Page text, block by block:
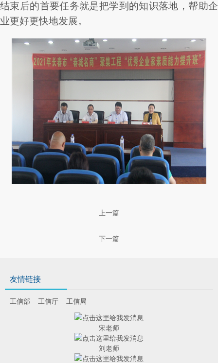
结束后的首要任务就是把学到的知识落地，帮助企
业更好更快地发展。
上一篇
下一篇
友情链接
工信部 工信厅 工信局
宋老师
刘老师